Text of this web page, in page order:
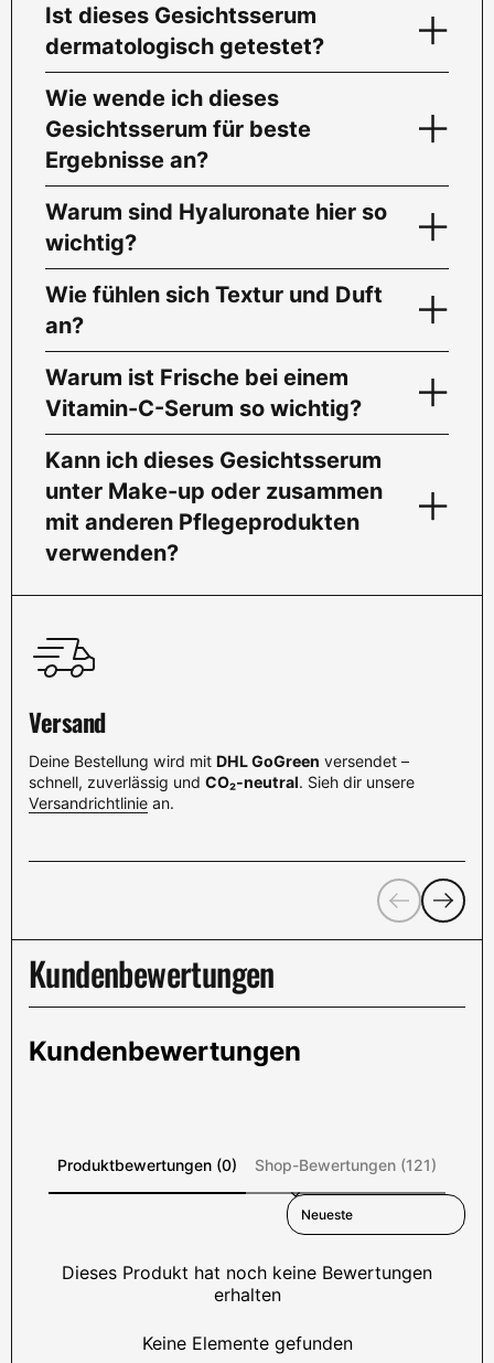
Ist dieses Gesichtsserum
dermatologisch getestet?
Wie wende ich dieses
Gesichtsserum für beste
Ergebnisse an?
Warum sind Hyaluronate hier so
wichtig?
Wie fühlen sich Textur und Duft
an?
Warum ist Frische bei einem
Vitamin-C-Serum so wichtig?
Kann ich dieses Gesichtsserum
unter Make-up oder zusammen
mit anderen Pflegeprodukten
verwenden?
Versand
Deine Bestellung wird mit DHL GoGreen versendet –
schnell, zuverlässig und CO₂-neutral. Sieh dir unsere
Versandrichtlinie an.
ZurückWeiter
Kundenbewertungen
Kundenbewertungen
Produktbewertungen (0) Shop-Bewertungen (121)
Sort reviews by
Dieses Produkt hat noch keine Bewertungen
erhalten
Keine Elemente gefunden